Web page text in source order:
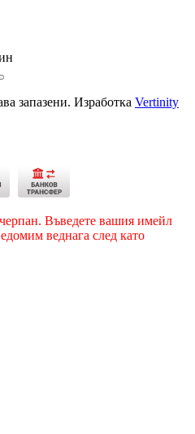
запазени. Изработка Vertinity
Въведете вашия имейл
веднага след като